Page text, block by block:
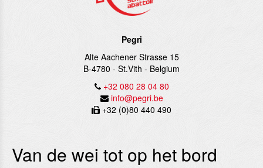
Pegri
Alte Aachener Strasse 15
B-4780 - St.Vith - Belgium
+32 080 28 04 80
info@pegri.be
+32 (0)80 440 490
Van de wei tot op het bord